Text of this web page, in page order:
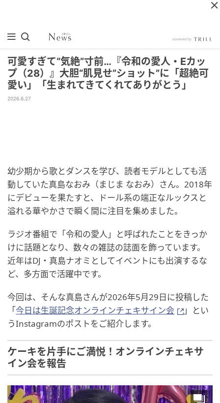
可愛すぎて“気絶”寸前…『令和の愛人・Eカッ
プ（28）』大胆“肌見せ”ショット”に「超絶可
愛い」「生まれてきてくれてありがとう」
2026.6.27
幼少期から歌とダンスを学び、読者モデルとしても活
動していた真島なおみ（まじま なおみ）さん。2018年
にデビューを果たすと、ドール系の端正なルックスと
溢れる華やかさで瞬く間に注目を集めました。
ラジオ番組で「令和の愛人」と呼ばれたことをきっか
けに話題となり、数々の雑誌の誌面を飾っています。
近年はDJ・真島ナオミとしてイベントにも出演するな
ど、多方面で活躍中です。
今回は、そんな真島さんが2026年5月29日に投稿した
「今日は生誕記念オンラインチェキサイン会
」とい
うInstagramのポストをご紹介します。
ケーキを片手にご満悦！オンラインチェキサ
イン会を報告